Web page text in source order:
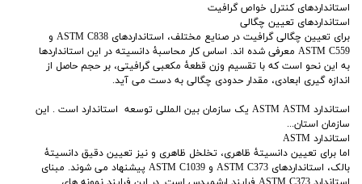
استانداردهای کنترل خواص گرافیت
استانداردهای تعیین چگالی
برای تعیین چگالی گرافیت در صنایع مختلف، استانداردهای ASTM C838 و
ASTM C559 معرفی شده اند. اساس کار محاسبۀ دانسیته در این استانداردها
به این نحو است که با تقسیم وزن قطعۀ مکعبی گرافیتی، بر حجم حاصل از
اندازه گیری ابعادی، مقدار حدودی چگالی به دست می آید.
استاندارد ASTM ASTM یک سازمان بین المللی توسعه استاندارد است . این
سازمان استان...
استاندارد ASTM
اما برای تعیین دانسیتۀ ظاهری، تخلخل ظاهری و نیز تعیین دقیق دانسیتۀ
بالک، استانداردهای ASTM C373 و ASTM C1039 پیشنهاد می شوند. مبنای